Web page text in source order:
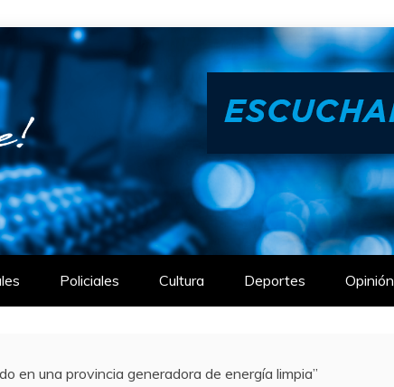
Policiales Cultura Deportes Opinión
en una provincia generadora de energía limpia”